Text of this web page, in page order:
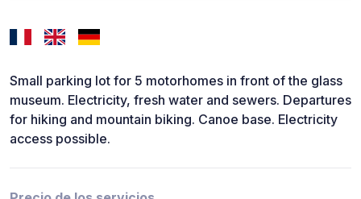
Small parking lot for 5 motorhomes in front of the glass
museum. Electricity, fresh water and sewers. Departures
for hiking and mountain biking. Canoe base. Electricity
access possible.